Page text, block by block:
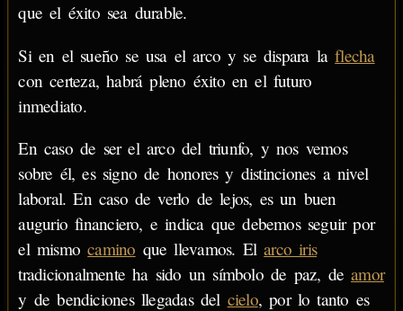
que el éxito sea durable.
Si en el sueño se usa el arco y se dispara laflecha
con certeza, habrá pleno éxito en el futuro
inmediato.
En caso de ser el arco del triunfo, y nos vemos
sobre él, es signo de honores y distinciones a nivel
laboral. En caso de verlo de lejos, es un buen
augurio financiero, e indica que debemos seguir por
el mismocamino que llevamos. Elarco iris
tradicionalmente ha sido un símbolo de paz, deamor
y de bendiciones llegadas del cielo, por lo tanto es